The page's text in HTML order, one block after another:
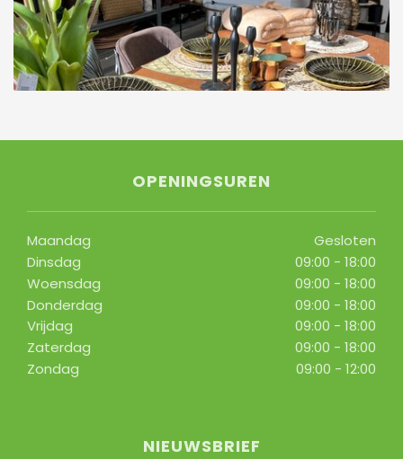
OPENINGSUREN
Maandag
Gesloten
Dinsdag
09:00 - 18:00
Woensdag
09:00 - 18:00
Donderdag
09:00 - 18:00
Vrijdag
09:00 - 18:00
Zaterdag
09:00 - 18:00
Zondag
09:00 - 12:00
NIEUWSBRIEF